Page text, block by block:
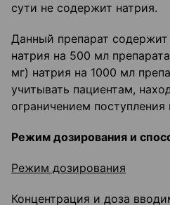
сути не содержит натрия.
Данный препарат
натрия на 500 мл
мг) натрия на 1000 мл
учитывать пациентам,
ограничением поступления
Режим дозирования и
Режим дозирования
Концентрация и доза